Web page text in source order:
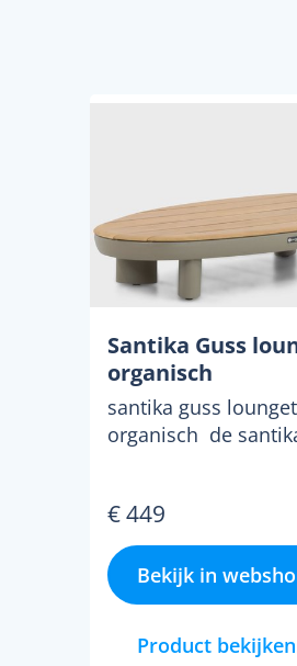
Santika Guss
organisch
santika guss
organisch de
€ 449
Bekijk in
Product bekijken